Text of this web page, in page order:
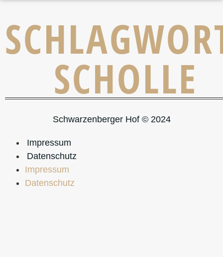
SCHOLLE
Schwarzenberger Hof © 2024
Impressum
Datenschutz
Impressum
Datenschutz